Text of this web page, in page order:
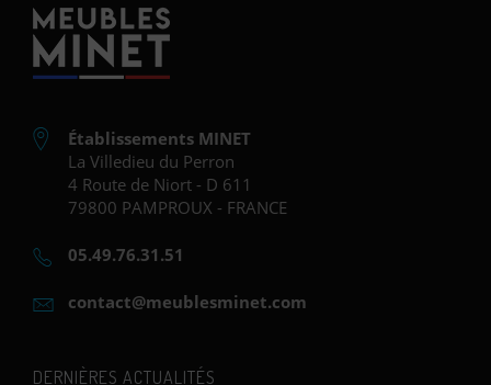
Établissements MINET
La Villedieu du Perron
4 Route de Niort - D 611
79800 PAMPROUX - FRANCE
05.49.76.31.51
contact@meublesminet.com
DERNIÈRES ACTUALITÉS